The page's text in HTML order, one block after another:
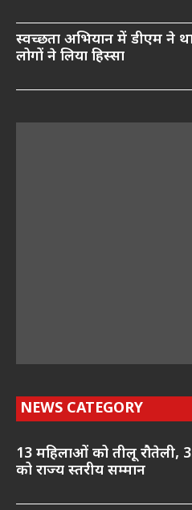
स्वच्छता अभियान में डीएम ने
लोगों ने लिया हिस्सा
NEWS CATEGORY
13 महिलाओं को तीलू रौतेली,
को राज्य स्तरीय सम्मान